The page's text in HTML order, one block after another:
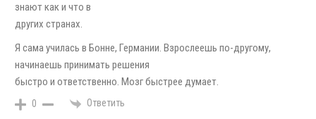
знают как и что в
других странах.
Я сама училась в Бонне, Германии. Взрослеешь по-другому,
начинаешь принимать решения
быстро и ответственно. Мозг быстрее думает.
0 Ответить